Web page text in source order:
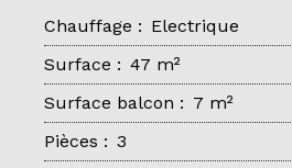
Chauffage : Electrique
Surface : 47 m²
Surface balcon : 7 m²
Pièces : 3